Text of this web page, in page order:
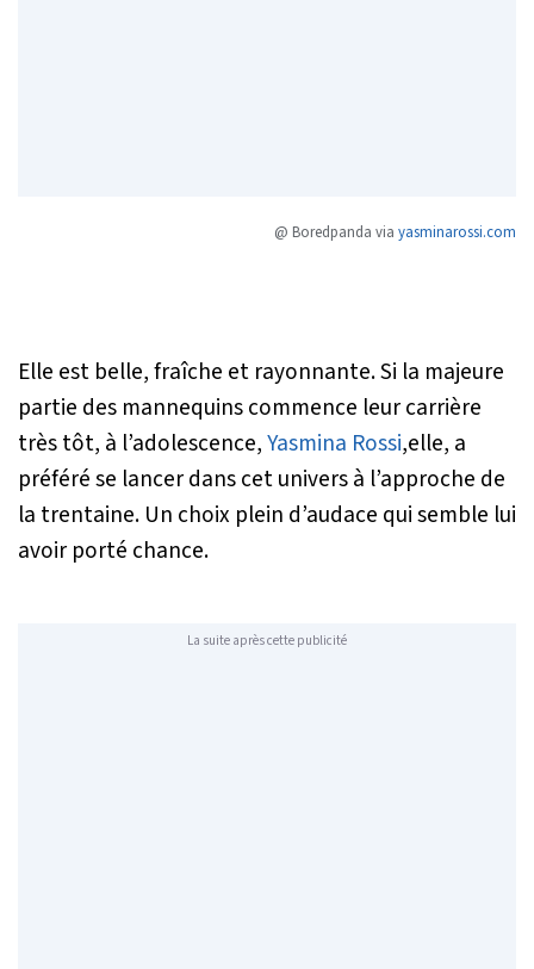
@ Boredpanda via yasminarossi.com
Elle est belle, fraîche et rayonnante. Si la majeure
partie des mannequins commence leur carrière
très tôt, à l’adolescence,Yasmina Rossi,elle, a
préféré se lancer dans cet univers à l’approche de
la trentaine. Un choix plein d’audace qui semble lui
avoir porté chance.
La suite après cette publicité